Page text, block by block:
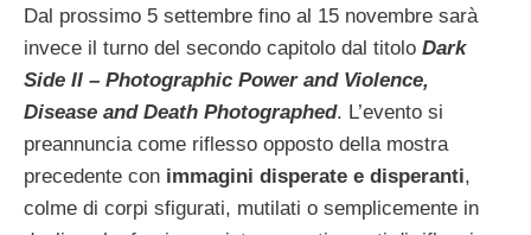
Dal prossimo 5 settembre fino al 15 novembre sarà
invece il turno del secondo capitolo dal titolo Dark
Side II – Photographic Power and Violence,
Disease and Death Photographed. L’evento si
preannuncia come riflesso opposto della mostra
precedente con immagini disperate e disperanti,
colme di corpi sfigurati, mutilati o semplicemente in